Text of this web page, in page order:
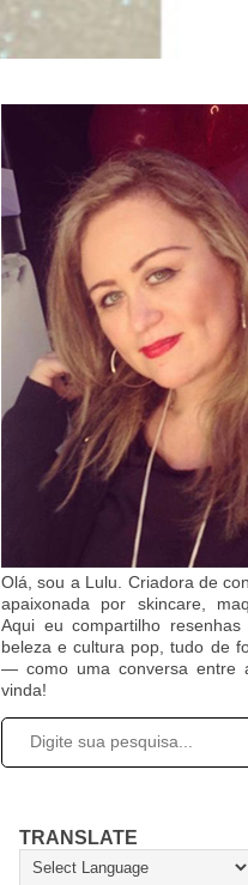
Olá, sou a Lulu. Criadora de
apaixonada por skincare,
Aqui eu compartilho
beleza e cultura pop, tudo de
— como uma conversa entre
vinda!
TRANSLATE